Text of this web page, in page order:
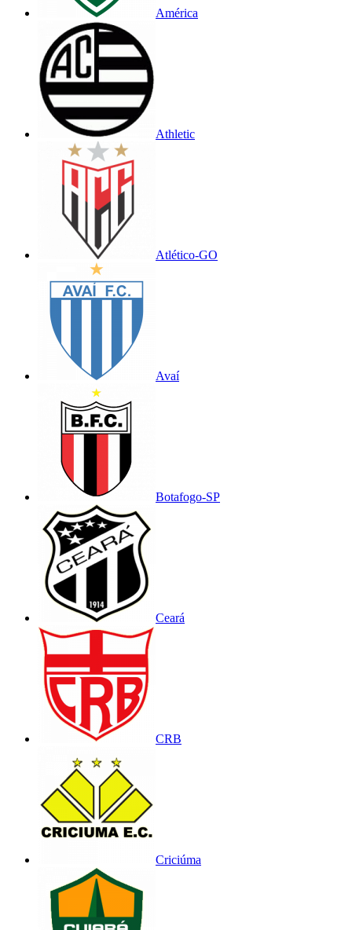
América
Athletic
Atlético-GO
Avaí
Botafogo-SP
Ceará
CRB
Criciúma